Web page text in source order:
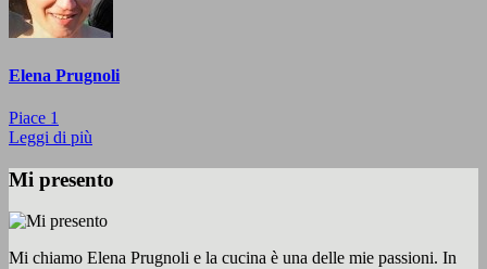
Elena Prugnoli
Piace 1
Leggi di più
Mi presento
Mi chiamo Elena Prugnoli e la cucina è una delle mie passioni. In